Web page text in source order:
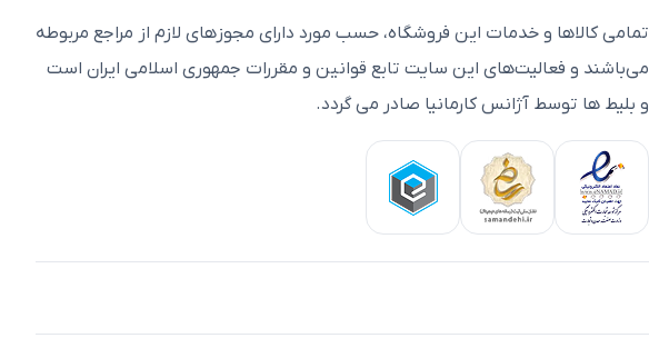
تمامی كالاها و خدمات اين فروشگاه، حسب مورد دارای مجوزهای لازم از مراجع مربوطه
می‌باشند و فعاليت‌های اين سايت تابع قوانين و مقررات جمهوری اسلامی ايران است
و بلیط ها توسط آژانس کارمانیا صادر می گردد.